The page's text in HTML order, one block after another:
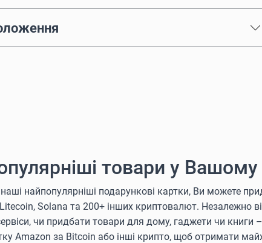
товари у Вашому
найпопулярніші подарункові картки, Ви можете
Solana та 200+ інших криптовалют. Незалежно
чи придбати товари для дому, гаджети чи
Amazon за Bitcoin або інші крипто, щоб отримати